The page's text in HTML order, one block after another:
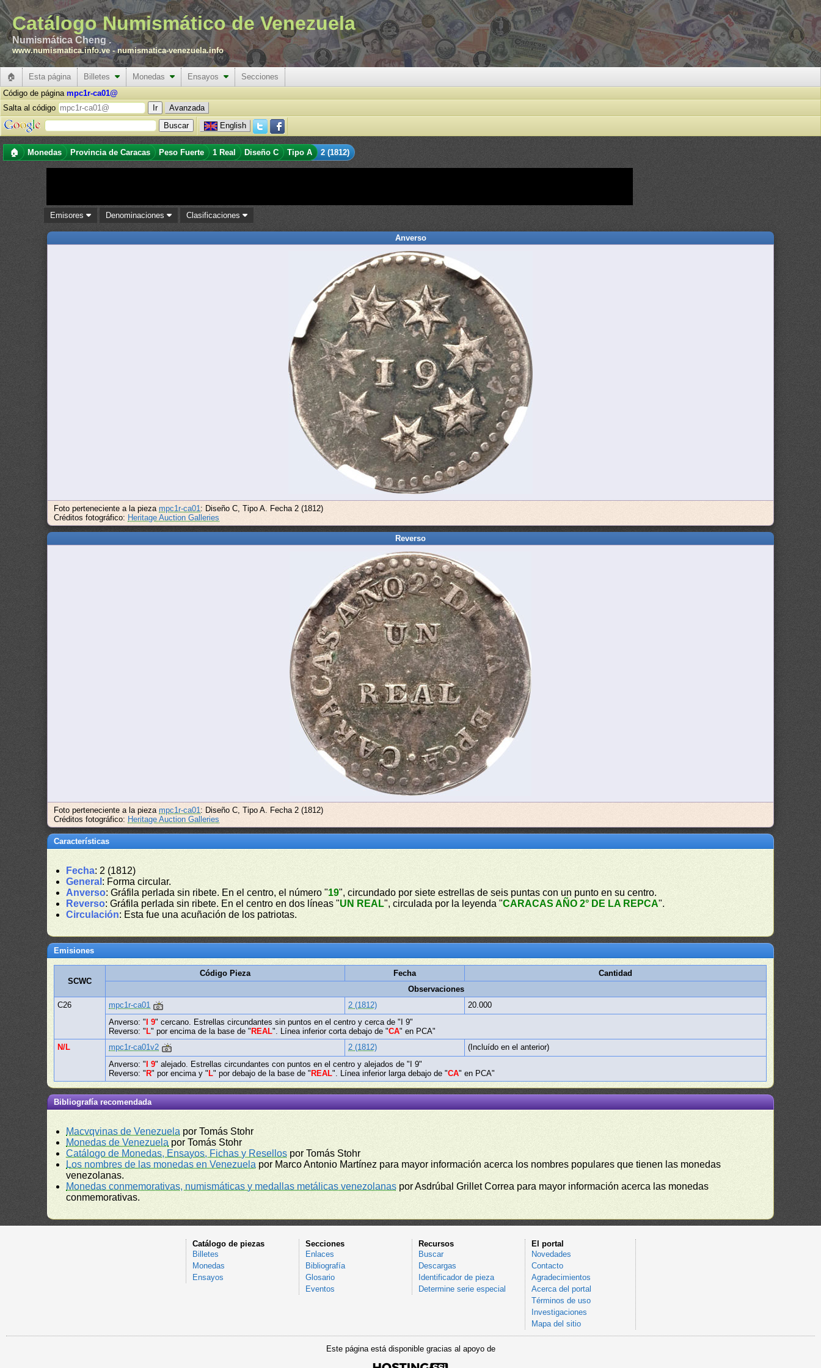
Catálogo Numismático de Venezuela
Numismática Cheng .
www.numismatica.info.ve -numismatica-venezuela.info
🏠 Esta página Billetes Monedas Ensayos
Secciones
Código de página mpc1r-ca01@
Salta al código
Avanzada
English
🏠 Monedas Provincia de Caracas Peso Fuerte 1 Real Diseño C Tipo A 2 (1812)
Emisores Denominaciones Clasificaciones
Anverso
Foto perteneciente a la piezampc1r-ca01: Diseño C, Tipo A. Fecha 2 (1812)
Créditos fotográfico: Heritage Auction Galleries
Reverso
Foto perteneciente a la piezampc1r-ca01: Diseño C, Tipo A. Fecha 2 (1812)
Créditos fotográfico: Heritage Auction Galleries
Características
Fecha: 2 (1812)
General : Forma circular.
Anverso: Gráfila perlada sin ribete. En el centro, el número "19", circundado por siete estrellas de seis puntas con un punto en su centro.
Reverso: Gráfila perlada sin ribete. En el centro en dos líneas "UN REAL", circulada por la leyenda "CARACAS AÑO 2° DE LA REPCA".
Circulación: Esta fue una acuñación de los patriotas.
Emisiones
SCWC
Código Pieza Fecha
Cantidad
Observaciones
C26
mpc1r-ca01 2 (1812)
20.000
Anverso: " I 9" cercano. Estrellas circundantes sin puntos en el centro y cerca de "I 9"
Reverso: " L" por encima de la base de " REAL". Línea inferior corta debajo de "CA" en PCA"
N/L
mpc1r-ca01v2 2 (1812)
(Incluído en el anterior)
Anverso: " I 9" alejado. Estrellas circundantes con puntos en el centro y alejados de "I 9"
Reverso: " R" por encima y " L" por debajo de la base de " REAL". Línea inferior larga debajo de "CA" en PCA"
Bibliografía recomendada
Macvqvinas de Venezuela por Tomás Stohr
Monedas de Venezuela por Tomás Stohr
Catálogo de Monedas, Ensayos, Fichas y Resellos por Tomás Stohr
Los nombres de las monedas en Venezuela por Marco Antonio Martínez para mayor información acerca los nombres populares que tienen las monedas
venezolanas.
Monedas conmemorativas, numismáticas y medallas metálicas venezolanas por Asdrúbal Grillet Correa para mayor información acerca las monedas
conmemorativas.
Catálogo de piezas
Billetes
Monedas
Ensayos
Secciones
Enlaces
Bibliografía
Glosario
Eventos
Recursos
Buscar
Descargas
Identificador de pieza
Determine serie especial
El portal
Novedades
Contacto
Agradecimientos
Acerca del portal
Términos de uso
Investigaciones
Mapa del sitio
Este página está disponible gracias al apoyo de